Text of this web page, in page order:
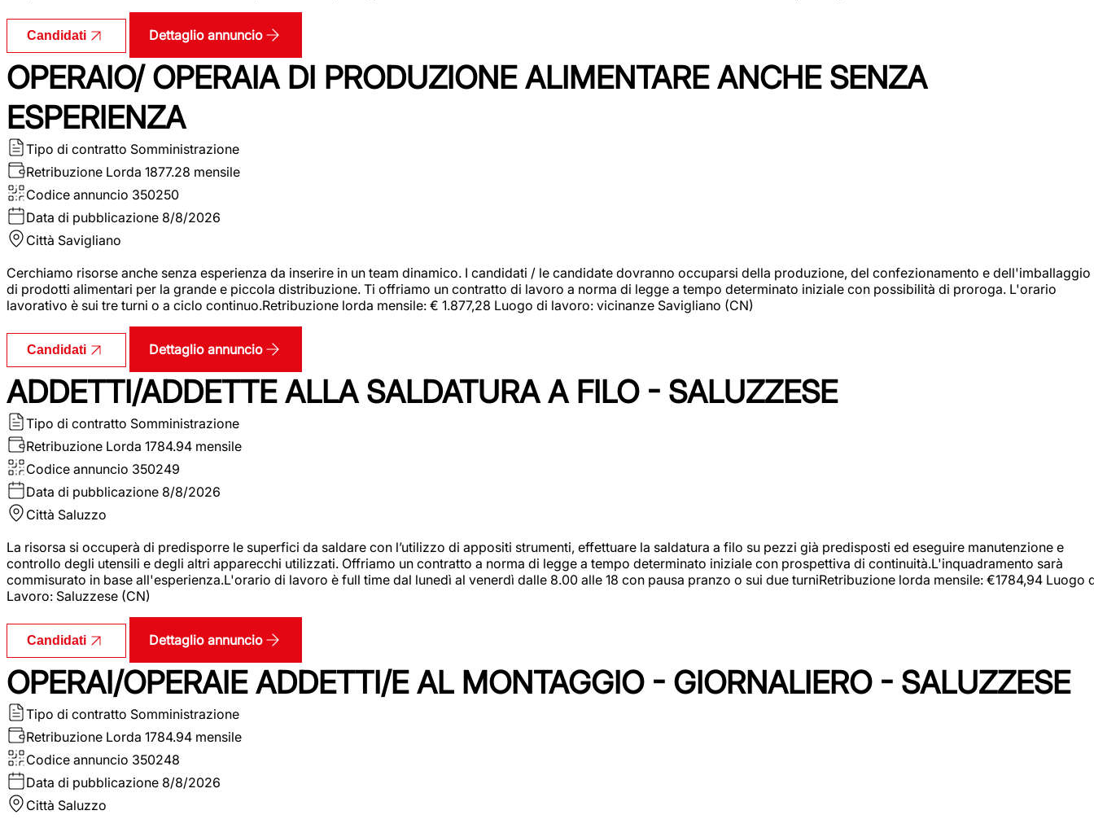
Candidati Dettaglio annuncio
OPERAIO/ OPERAIA DI PRODUZIONE ALIMENTARE ANCHE SENZA
ESPERIENZA
Tipo di contratto Somministrazione
Retribuzione Lorda 1877.28 mensile
Codice annuncio 350250
Data di pubblicazione 8/8/2026
Città Savigliano
Cerchiamo risorse anche senza esperienza da inserire in un team dinamico. I candidati / le candidate dovranno occuparsi della produzione, del confezionamento e dell'imballaggio
di prodotti alimentari per la grande e piccola distribuzione. Ti offriamo un contratto di lavoro a norma di legge a tempo determinato iniziale con possibilità di proroga. L'orario
lavorativo è sui tre turni o a ciclo continuo.Retribuzione lorda mensile: € 1.877,28 Luogo di lavoro: vicinanze Savigliano (CN)
Candidati Dettaglio annuncio
ADDETTI/ADDETTE ALLA SALDATURA A FILO - SALUZZESE
Tipo di contratto Somministrazione
Retribuzione Lorda 1784.94 mensile
Codice annuncio 350249
Data di pubblicazione 8/8/2026
Città Saluzzo
La risorsa si occuperà di predisporre le superfici da saldare con l’utilizzo di appositi strumenti, effettuare la saldatura a filo su pezzi già predisposti ed eseguire manutenzione e
controllo degli utensili e degli altri apparecchi utilizzati. Offriamo un contratto a norma di legge a tempo determinato iniziale con prospettiva di continuità.L'inquadramento sarà
commisurato in base all'esperienza.L'orario di lavoro è full time dal lunedì al venerdì dalle 8.00 alle 18 con pausa pranzo o sui due turniRetribuzione lorda mensile: €1784,94 Luogo
Lavoro: Saluzzese (CN)
Candidati Dettaglio annuncio
OPERAI/OPERAIE ADDETTI/E AL MONTAGGIO - GIORNALIERO - SALUZZESE
Tipo di contratto Somministrazione
Retribuzione Lorda 1784.94 mensile
Codice annuncio 350248
Data di pubblicazione 8/8/2026
Città Saluzzo